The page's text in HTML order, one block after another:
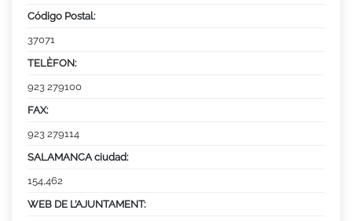
Código Postal:
37071
TELÈFON:
923 279100
FAX:
923 279114
SALAMANCA ciudad:
154,462
WEB DE L’AJUNTAMENT: